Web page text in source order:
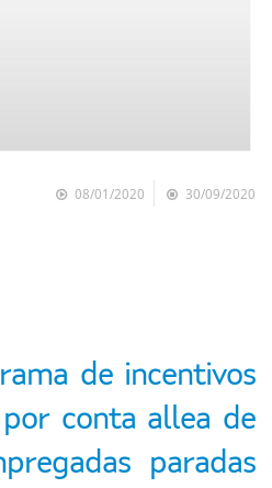
08/01/2020 30/09/2020
de incentivos
conta allea de
paradas